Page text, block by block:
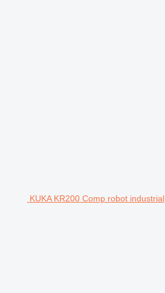
KUKA KR200 Comp robot industrial